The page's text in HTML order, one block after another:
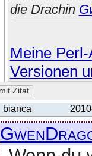
die Drachin
Meine
Versionen
bianca